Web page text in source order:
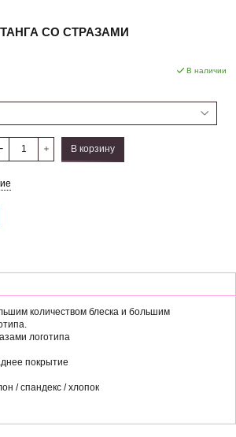
ТАНГА СО СТРАЗАМИ
В наличии
В корзину
количеством блеска и большим
логотипа
покрытие
/ спандекс / хлопок